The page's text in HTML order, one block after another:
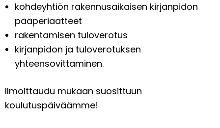
kohdeyhtiön rakennusaikaisen kirjanpidon
pääperiaatteet
rakentamisen tuloverotus
kirjanpidon ja tuloverotuksen
yhteensovittaminen.
Ilmoittaudu mukaan suosittuun
koulutuspäiväämme!